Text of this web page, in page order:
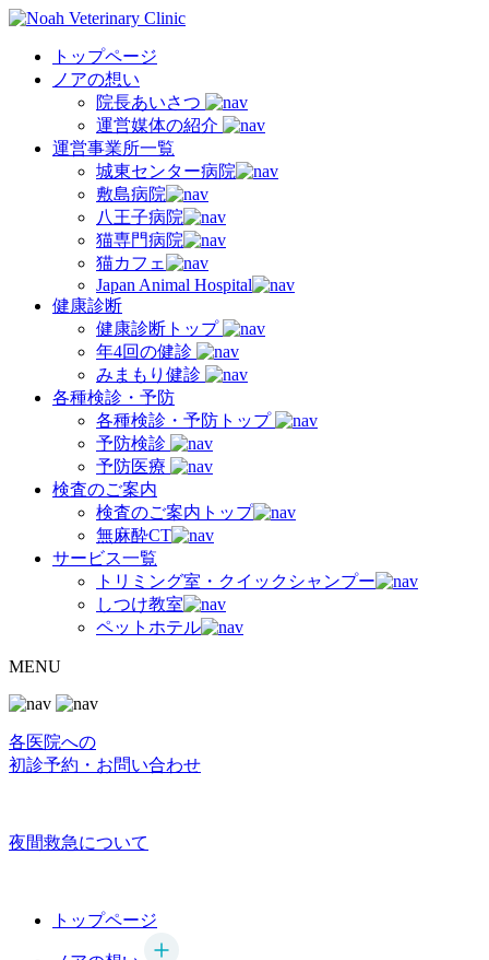
トップページ
ノアの想い
院長あいさつ
運営媒体の紹介
運営事業所一覧
城東センター病院
敷島病院
八王子病院
猫専門病院
猫カフェ
Japan Animal Hospital
健康診断
健康診断トップ
年4回の健診
みまもり健診
各種検診・予防
各種検診・予防トップ
予防検診
予防医療
検査のご案内
検査のご案内トップ
無麻酔CT
サービス一覧
トリミング室・クイックシャンプー
しつけ教室
ペットホテル
MENU
各医院への
初診予約・お問い合わせ
夜間救急について
トップページ